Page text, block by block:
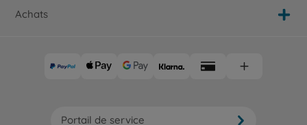
Achats
Portail de service